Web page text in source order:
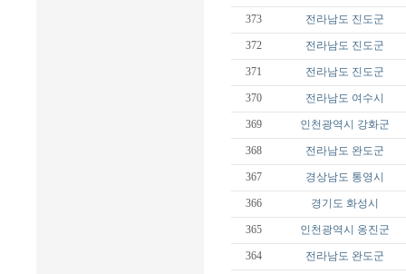
373 전라남도 진도군
372 전라남도 진도군
371 전라남도 진도군
370 전라남도 여수시
369 인천광역시 강화군
368 전라남도 완도군
367 경상남도 통영시
366 경기도 화성시
365 인천광역시 옹진군
364 전라남도 완도군